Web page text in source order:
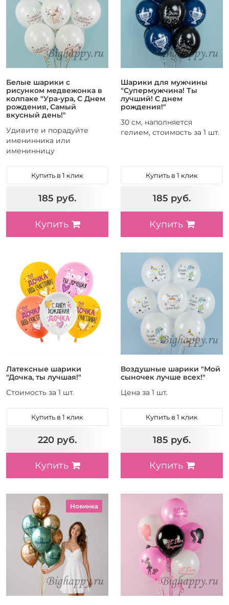
Белые шарики с
рисунком медвежонка в
колпаке "Ура-ура, С Днем
рождения, Самый
вкусный день!"
Удивите и порадуйте
именинника или
именинницу
Купить в 1 клик
185 руб.
Купить
Шарики для мужчины
"Супермужчина! Ты
лучший! С днем
рождения!"
30 см, наполняется
гелием, стоимость за 1 шт.
Купить в 1 клик
185 руб.
Купить
Латексные шарики
"Дочка, ты лучшая!"
Стоимость за 1 шт.
Купить в 1 клик
220 руб.
Купить
Воздушные шарики "Мой
сыночек лучше всех!"
Цена за 1 шт.
Купить в 1 клик
185 руб.
Купить
Новинка